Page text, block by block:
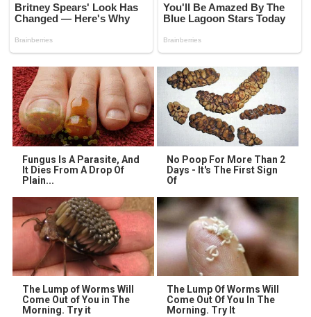
Fungus Is A Parasite, And
It Dies From A Drop Of
Plain...
No Poop For More Than 2
Days - It's The First Sign
Of
The Lump of Worms Will
Come Out of You in The
Morning. Try it
The Lump Of Worms Will
Come Out Of You In The
Morning. Try It